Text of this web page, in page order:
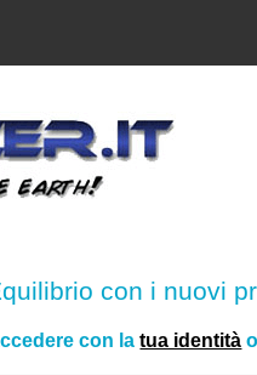
con i nuovi
con latua identità o